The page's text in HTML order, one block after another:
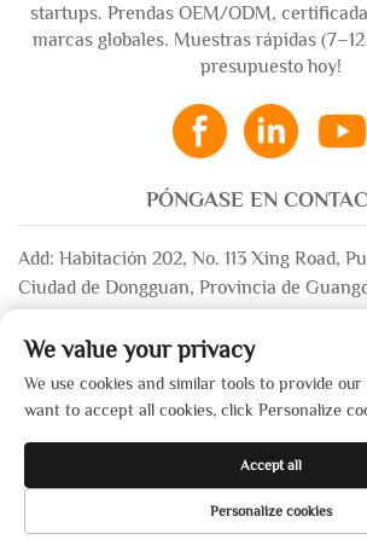
startups. Prendas OEM/ODM,
marcas globales. Muestras rápidas
presupuesto hoy!
PÓNGASE EN
Add: Habitación 202, No. 113 Xing Road,
Ciudad de Dongguan, Provincia de
+86-13532483058
Política de privacidad
We value your privacy
We use cookies and similar tools to provide
want to accept all cookies, click Personalize
Personalize cookies
Accept all